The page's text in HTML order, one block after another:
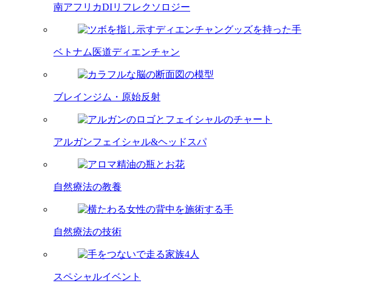
南アフリカDIリフレクソロジー
ベトナム医道ディエンチャン
ブレインジム・原始反射
アルガンフェイシャル&ヘッドスパ
自然療法の教養
自然療法の技術
スペシャルイベント